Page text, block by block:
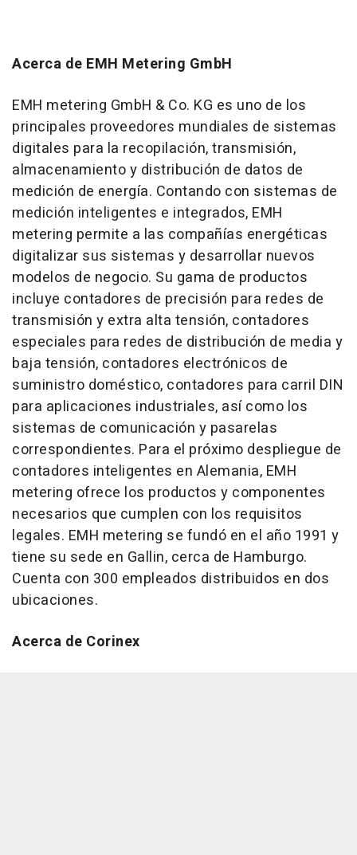
Acerca de EMH Metering GmbH
EMH metering GmbH & Co. KG es uno de los
principales proveedores mundiales de sistemas
digitales para la recopilación, transmisión,
almacenamiento y distribución de datos de
medición de energía. Contando con sistemas de
medición inteligentes e integrados, EMH
metering permite a las compañías energéticas
digitalizar sus sistemas y desarrollar nuevos
modelos de negocio. Su gama de productos
incluye contadores de precisión para redes de
transmisión y extra alta tensión, contadores
especiales para redes de distribución de media y
baja tensión, contadores electrónicos de
suministro doméstico, contadores para carril DIN
para aplicaciones industriales, así como los
sistemas de comunicación y pasarelas
correspondientes. Para el próximo despliegue de
contadores inteligentes en Alemania, EMH
metering ofrece los productos y componentes
necesarios que cumplen con los requisitos
legales. EMH metering se fundó en el año 1991 y
tiene su sede en Gallin, cerca de Hamburgo.
Cuenta con 300 empleados distribuidos en dos
ubicaciones.
Acerca de Corinex